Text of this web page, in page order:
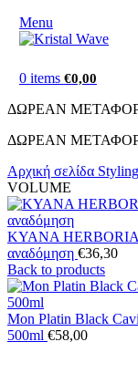
Menu
0 items €0,00
ΔΩΡΕΑΝ
ΔΩΡΕΑΝ
Αρχική σελίδα Styling
VOLUME
KYANA
αναδόμηση €36,30
Back to products
Mon Platin Black
500ml €58,00